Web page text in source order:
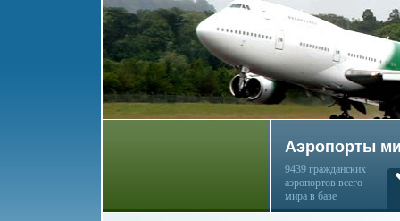
Аэропорты
9439 гражданских
аэропортов всего
мира в базе